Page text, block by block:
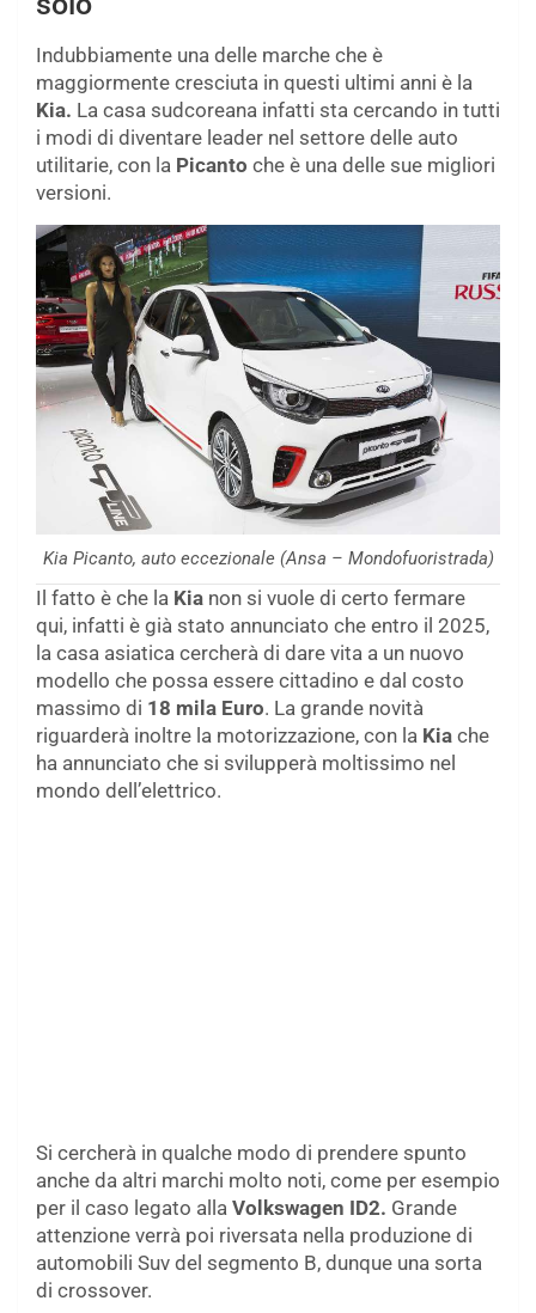
Indubbiamente una delle marche che è
maggiormente cresciuta in questi ultimi anni è la
Kia. La casa sudcoreana infatti sta cercando in tutti
i modi di diventare leader nel settore delle auto
utilitarie, con la Picanto che è una delle sue migliori
versioni.
Kia Picanto, auto eccezionale (Ansa – Mondofuoristrada)
Il fatto è che la Kia non si vuole di certo fermare
qui, infatti è già stato annunciato che entro il 2025,
la casa asiatica cercherà di dare vita a un nuovo
modello che possa essere cittadino e dal costo
massimo di 18 mila Euro. La grande novità
riguarderà inoltre la motorizzazione, con la Kia che
ha annunciato che si svilupperà moltissimo nel
mondo dell’elettrico.
Si cercherà in qualche modo di prendere spunto
anche da altri marchi molto noti, come per esempio
per il caso legato alla Volkswagen ID2. Grande
attenzione verrà poi riversata nella produzione di
automobili Suv del segmento B, dunque una sorta
di crossover.